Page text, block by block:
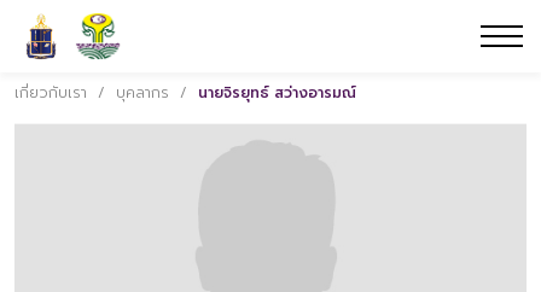
เกี่ยวกับเรา / บุคลากร / นายจิรยุทธ์ สว่างอารมณ์